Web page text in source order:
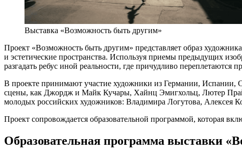
Выставка «Возможность быть другим»
Проект «Возможность быть другим» представляет образ
и эстетические пространства. Используя приемы предыдущих
разгадать ребус иной реальности, где причудливо переплетаются
В проекте принимают участие художники из Германии,
сцены, как Джордж и Майк Кучары, Хайнц Эмигхольц, Лютер
молодых российских художников: Владимира Логутова, Алексея
Проект сопровождается образовательной программой, которая
Образовательная программа выставки